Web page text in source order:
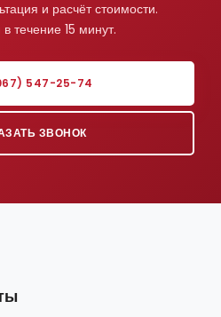
и расчёт стоимости.
течение 15 минут.
547-25-74
ЗВОНОК